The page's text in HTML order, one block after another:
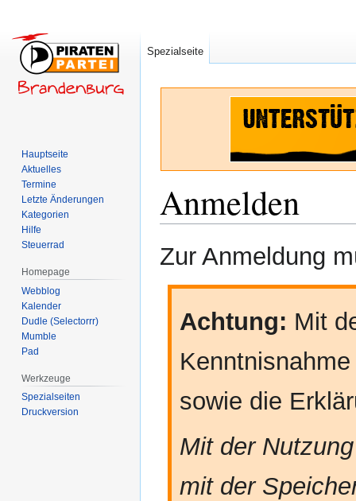
Anmelden
Navigation
Suche
Zur Anmeldung
Achtung: Mit
sowie die
Mit der
mit der
Spezialseite
Hauptseite
Aktuelles
Termine
Letzte Änderungen
Kategorien
Hilfe
Steuerrad
Homepage
Webblog
Kalender
Dudle (Selectorrr)
Mumble
Pad
Werkzeuge
Spezialseiten
Druckversion